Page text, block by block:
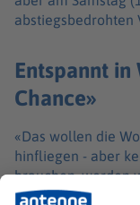
abstiegsbedrohten
Entspannt in
Chance»
«Das wollen die
hinfliegen - aber
brauchen, werden
kündigte aber